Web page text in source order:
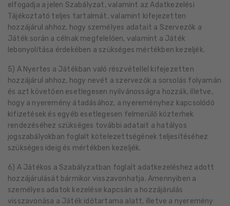
elfogadja a jelen Szabályzat, valamint az Adatkezelési
Tájékoztató teljes tartalmát, valamint kifejezetten
hozzájárul ahhoz, hogy személyes adatait a Szervezők a
Játék során a célnak megfelelően, valamint a Játék
lebonyolítása érdekében a szükséges mértékben kezeljék.
5) A Nyertes a Játékban való részvétellel kifejezetten
hozzájárul ahhoz, hogy nevét a szervezők a sorsolás folyamán
és azt követően esetlegesen nyilvánosságra hozzák, illetve,
hogy a nyeremény átadásához, a nyereményhez kapcsolódó
kifizetések és egyéb esetlegesen felmerülő közterhek
rendezéséhez szükséges további adatait a hatályos
jogszabályokban foglalt kötelezettségének teljesítéséhez
szükséges ideig és mértékben kezeljék.
6) A Játékos a Szabályzatban foglalt adatkezeléshez adott
hozzájárulását bármikor visszavonhatja. Amennyiben a
személyes adatok kezelése kapcsán a hozzájárulás
visszavonása a Játék időtartama alatt, illetve a nyeremény